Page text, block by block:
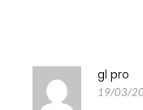
gl pro
19/03/